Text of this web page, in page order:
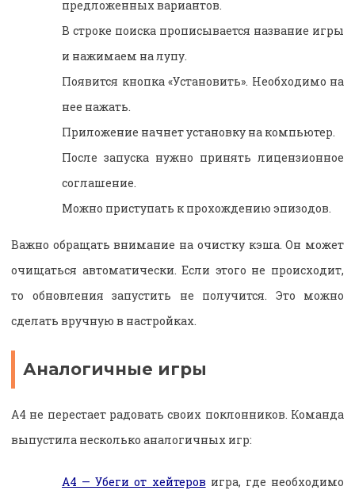
предложенных вариантов.
В строке поиска прописывается название игры
и нажимаем на лупу.
Появится кнопка «Установить». Необходимо на
нее нажать.
Приложение начнет установку на компьютер.
После запуска нужно принять лицензионное
соглашение.
Можно приступать к прохождению эпизодов.
Важно обращать внимание на очистку кэша. Он может
очищаться автоматически. Если этого не происходит,
то обновления запустить не получится. Это можно
сделать вручную в настройках.
Аналогичные игры
А4 не перестает радовать своих поклонников. Команда
выпустила несколько аналогичных игр:
А4 — Убеги от хейтеров игра, где необходимо